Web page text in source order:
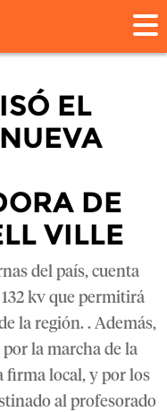
EL
DE
VILLE
del país, cuenta
kv que permitirá
la región. . Además,
la marcha de la
firma local, y por los
al profesorado